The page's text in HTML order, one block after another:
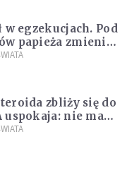
w egzekucjach. Pod
papieża zmienił
zbliży się do
uspokaja: nie ma